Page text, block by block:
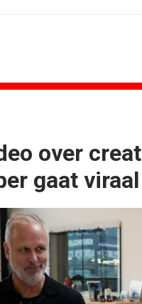
over
gaat viraal